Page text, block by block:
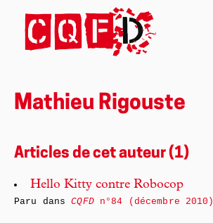
Mathieu Rigouste
Articles de cet auteur (1)
Hello Kitty contre Robocop
Paru dansCQFDn°84 (décembre 2010)